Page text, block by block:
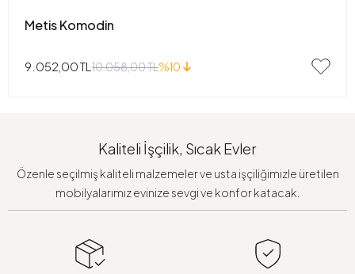
Metis Komodin
9.052,00 TL 10.058,00 TL%10
Kaliteli İşçilik, Sıcak Evler
Özenle seçilmiş kaliteli malzemeler ve usta işçiliğimizle üretilen
mobilyalarımız evinize sevgi ve konfor katacak.